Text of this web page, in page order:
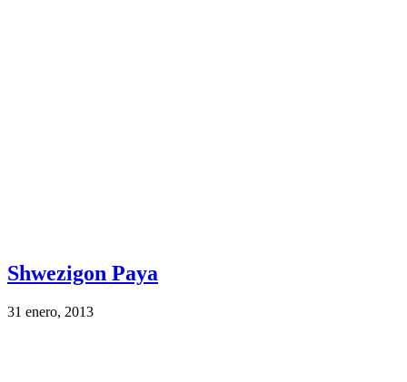
Shwezigon Paya
31 enero, 2013